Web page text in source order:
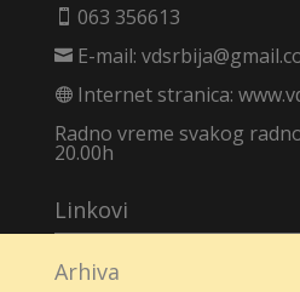
 063 356613
E-mail:
Internet stranica:
Radno vreme svakog
20.00h
Linkovi
Arhiva